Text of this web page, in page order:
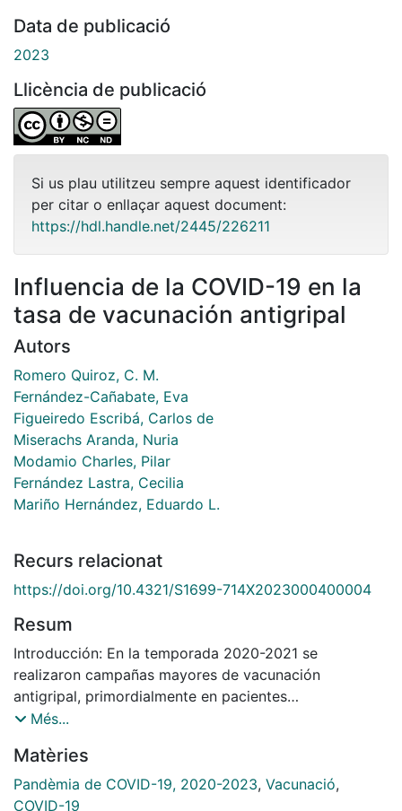
Data de publicació
2023
Llicència de publicació
Si us plau utilitzeu sempre aquest identificador
per citar o enllaçar aquest document:
https://hdl.handle.net/2445/226211
Influencia de la COVID-19 en la
tasa de vacunación antigripal
Autors
Romero Quiroz, C. M.
Fernández-Cañabate, Eva
Figueiredo Escribá, Carlos de
Miserachs Aranda, Nuria
Modamio Charles, Pilar
Fernández Lastra, Cecilia
Mariño Hernández, Eduardo L.
Recurs relacionat
https://doi.org/10.4321/S1699-714X2023000400004
Resum
Introducción: En la temporada 2020-2021 se
realizaron campañas mayores de vacunación
antigripal, primordialmente en pacientes
inmunocomprometidos y sus convivientes. Objetivos:
COVID-19 en la tasa de vacunación antigripal en la
temporada 2020-2021 en pacientes con patologías
con carácter inmunosupresor, pacientes
Més...
Matèries
Pandèmia de COVID-19, 2020-2023, Vacunació,
COVID-19